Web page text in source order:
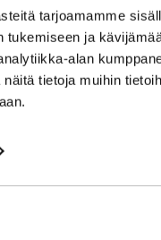
tarjoamamme
tukemiseen ja
alan
tietoja muihin